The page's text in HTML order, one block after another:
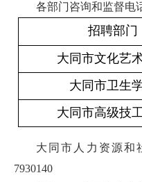
各部门咨询和监督电
招聘部门
大同市文化艺
大同市卫生
大同市高级技
大同市人力资源和
7930140